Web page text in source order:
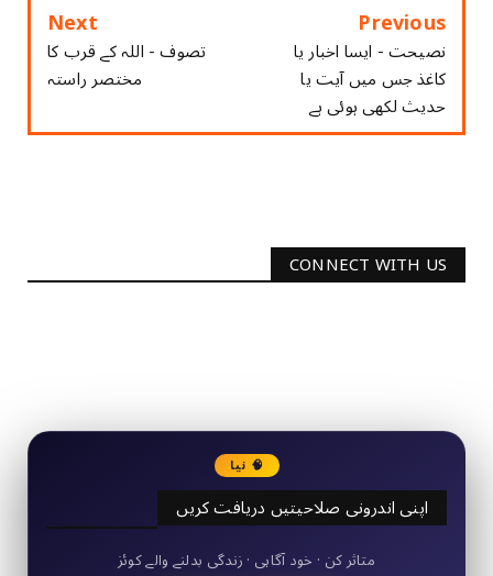
Previous
نصیحت - ایسا اخبار یا
کاغذ جس میں آیت یا
حدیث لکھی ہوئی ہے
Next
تصوف ‏- اللہ کے قرب کا
مختصر راستہ
CONNECT WITH US
🧠 نیا
اپنی اندرونی صلاحیتیں دریافت کریں
50+ مختصر کوئز
متاثر کن · خود آگاہی · زندگی بدلنے والے کوئز